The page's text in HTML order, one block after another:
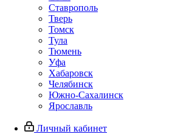
Ставрополь
Тверь
Томск
Тула
Тюмень
Уфа
Хабаровск
Челябинск
Южно-Сахалинск
Ярославль
Личный кабинет